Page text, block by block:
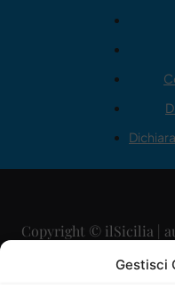
Gestisci
Copyright © ilSicilia |